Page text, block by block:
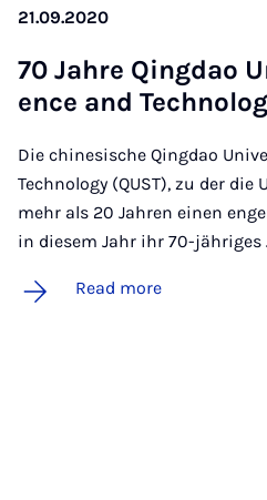
21.09.2020
70 Jahre Qing­dao
ence and
Die chinesische Qingdao
Technology (QUST), zu der
mehr als 20 Jahren einen
in diesem Jahr ihr 70-jähriges
Read more